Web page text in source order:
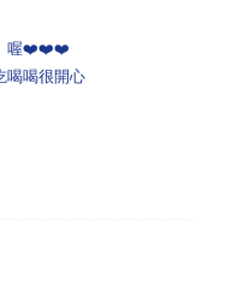
」喔❤️❤️❤️
喝喝很開心